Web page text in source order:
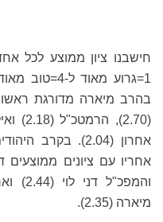
חישבנו ציון ממוצע לכל
1=גרוע מאוד
(2.70),
מיארה (2.35).